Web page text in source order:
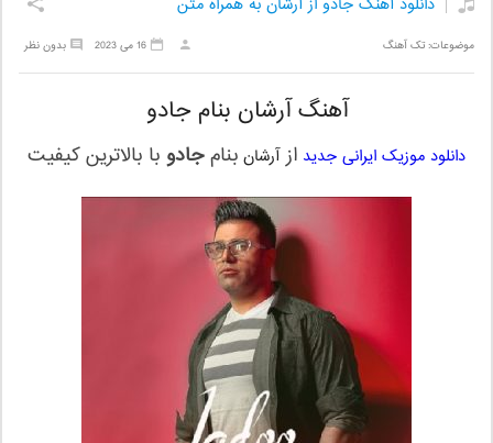
موضوعات:تک آهنگ بدون نظر 16 می 2023
آهنگ آرشان بنام جادو
دانلود موزیک ایرانی جدید ازآرشان بنامجادو با بالاترین کیفیت